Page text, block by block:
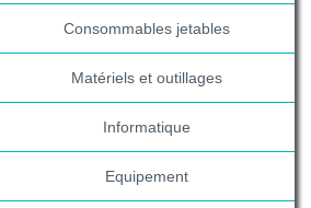
Consommables jetables
Matériels et outillages
Informatique
Equipement